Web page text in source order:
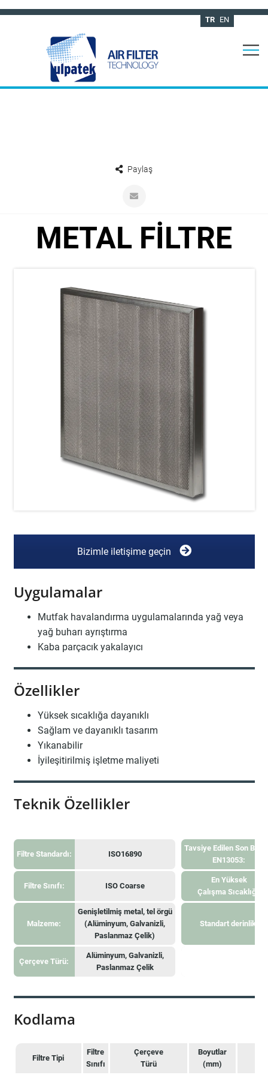
TR EN
Paylaş
METAL FİLTRE
Bizimle iletişime geçin
Uygulamalar
Mutfak havalandırma uygulamalarında yağ veya
yağ buharı ayrıştırma
Kaba parçacık yakalayıcı
Özellikler
Yüksek sıcaklığa dayanıklı
Sağlam ve dayanıklı tasarım
Yıkanabilir
İyileşitirilmiş işletme maliyeti
Teknik Özellikler
Filtre Standardı: ISO16890
Tavsiye Edilen Son
EN13053:
Filtre Sınıfı: ISO Coarse
En Yüksek
Çalışma Sıcaklığı:
Malzeme:
Genişletilmiş metal, tel örgü
(Alüminyum, Galvanizli,
Paslanmaz Çelik)
Standart derinlik:
Çerçeve Türü:
Alüminyum, Galvanizli,
Paslanmaz Çelik
Kodlama
Filtre Tipi
Filtre
Sınıfı
Çerçeve
Türü
Boyutlar
(mm)